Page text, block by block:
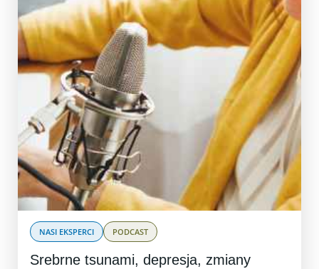
NASI EKSPERCI PODCAST
Srebrne tsunami, depresja, zmiany